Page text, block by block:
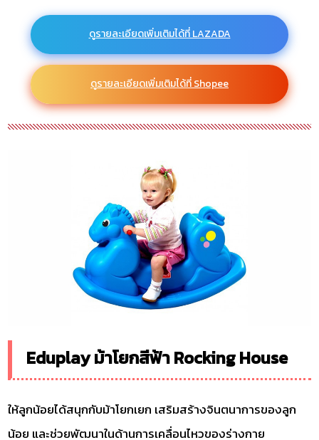
ดูรายละเอียดเพิ่มเติมได้ที่ LAZADA
ดูรายละเอียดเพิ่มเติมได้ที่ Shopee
Eduplay ม้าโยกสีฟ้า Rocking House
ให้ลูกน้อยได้สนุกกับม้าโยกเยก เสริมสร้างจินตนาการของลูก
น้อย และช่วยพัฒนาในด้านการเคลื่อนไหวของร่างกาย